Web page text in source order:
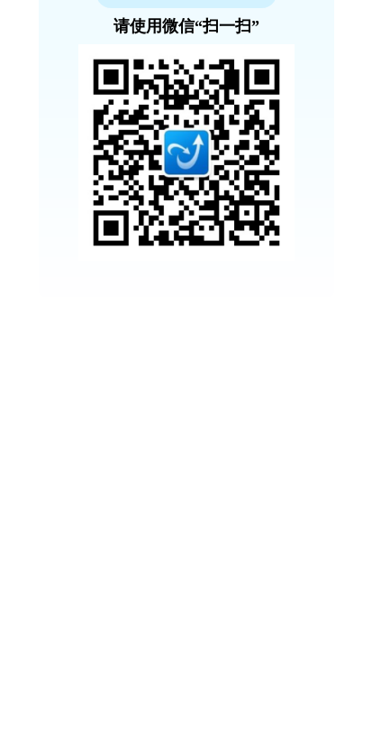
请使用微信“扫一扫”